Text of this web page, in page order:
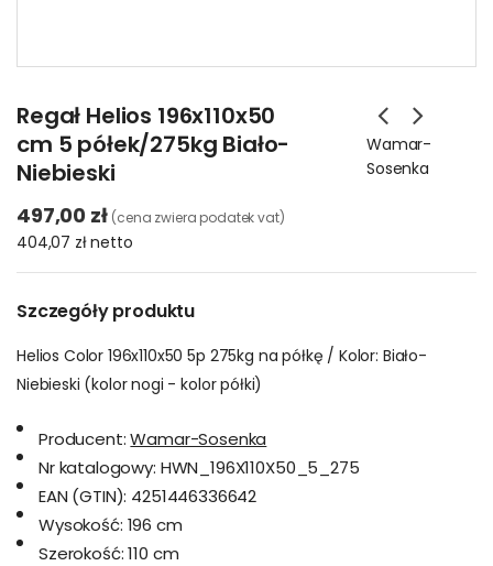
Regał Helios 196x110x50
cm 5 półek/275kg Biało-
Niebieski
Wamar-
Sosenka
497,00 zł (cena zwiera podatek vat)
404,07 złnetto
Szczegóły produktu
Helios Color 196x110x50 5p 275kg na półkę / Kolor: Biało-
Niebieski (kolor nogi - kolor półki)
Producent: Wamar-Sosenka
Nr katalogowy: HWN_196X110X50_5_275
EAN (GTIN): 4251446336642
Wysokość: 196 cm
Szerokość: 110 cm